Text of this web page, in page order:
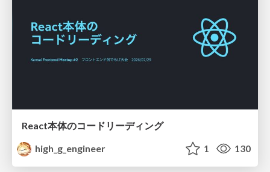
React本体のコードリーディング
high_g_engineer
1 130